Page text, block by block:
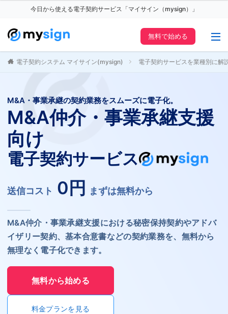
今日から使える電子契約サービス「マイサイン（mysign）」
無料で始める
電子契約システム マイサイン(mysign) 電子契約サービスを業種別に解
M&A・事業承継の契約業務をスムーズに電子化。
M&A仲介・事業承継支援
向け
電子契約サービス
送信コスト 0円 まずは無料から
M&A仲介・事業承継支援における秘密保持契約やアドバ
イザリー契約、基本合意書などの契約業務を、無料から
無理なく電子化できます。
無料から始める
料金プランを見る